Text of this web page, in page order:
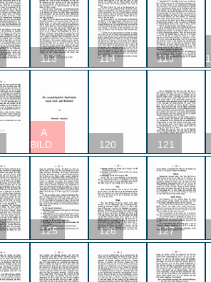
113 114 115
A
BILD
120 121
125 126 127